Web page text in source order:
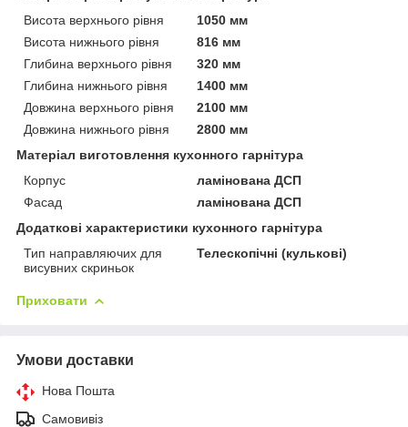
Висота верхнього рівня
1050 мм
Висота нижнього рівня
816 мм
Глибина верхнього рівня
320 мм
Глибина нижнього рівня
1400 мм
Довжина верхнього рівня
2100 мм
Довжина нижнього рівня
2800 мм
Матеріал виготовлення кухонного гарнітура
Корпус
ламінована ДСП
Фасад
ламінована ДСП
Додаткові характеристики кухонного гарнітура
Тип направляючих для
висувних скриньок
Телескопічні (кулькові)
Приховати
Умови доставки
Нова Пошта
Самовивіз